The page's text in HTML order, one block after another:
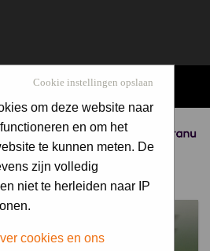
Sponsored by
Cookie instellingen opslaan
om deze website naar
en om het
te kunnen meten. De
zijn volledig
niet te herleiden naar IP
cookies en ons